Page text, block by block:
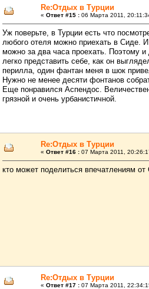
Re:Отдых в Турции
« Ответ #15 : 06 Марта 2011,
Уж поверьте, в Турции есть что
любого отеля можно приехать в Сиде.
можно за два часа проехать. Поэтому
легко представить себе, как он
перилла, один фантан меня в шок
Нужно не менее десяти фонтанов
Еще понравился Аспендос.
грязной и очень урбанистичной.
Re:Отдых в Турции
« Ответ #16 : 07 Марта 2011,
кто может поделиться впечатлениям
Re:Отдых в Турции
« Ответ #17 : 07 Марта 2011,